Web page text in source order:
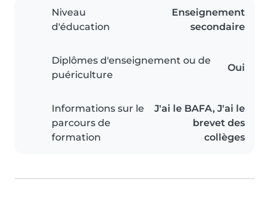
Niveau
d'éducation
Enseignement
secondaire
Diplômes d'enseignement ou de
puériculture
Oui
Informations sur le
parcours de
formation
J'ai le BAFA, J'ai le
brevet des
collèges